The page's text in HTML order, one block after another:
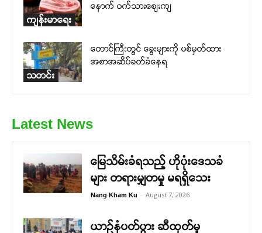
ကျန်းမာရေး
နောက် ဝက်သားစျေးကျ
သတင်း
တောင်ကြီးတွင် ခွေးများကို ပစ်မှတ်ထား
အစာအဆိပ်ခတ်ခံနေရ
Latest News
မြေသိမ်းခံရသည့် ဟိုပုံးဒေသခံ
များ တရားမျှတမှု မရရှိသေး
Nang Kham Ku - August 7, 2026
ယာဉ်နံပတ်ပွား ဆီထုတ်မှု